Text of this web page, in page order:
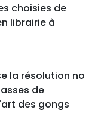
choisies de
librairie à
la résolution no
de
des gongs